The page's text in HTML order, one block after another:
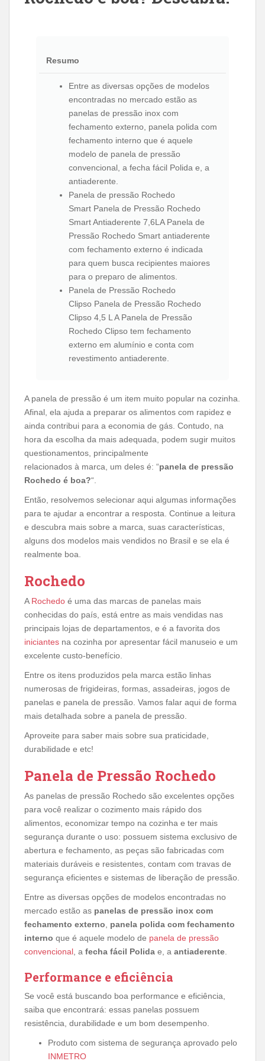
Resumo
Entre as diversas opções de modelos
encontradas no mercado estão as
panelas de pressão inox com
fechamento externo, panela polida com
fechamento interno que é aquele
modelo de panela de pressão
convencional, a fecha fácil Polida e, a
antiaderente.
Panela de pressão Rochedo
Smart Panela de Pressão Rochedo
Smart Antiaderente 7,6LA Panela de
Pressão Rochedo Smart antiaderente
com fechamento externo é indicada
para quem busca recipientes maiores
para o preparo de alimentos.
Panela de Pressão Rochedo
Clipso Panela de Pressão Rochedo
Clipso 4,5 L A Panela de Pressão
Rochedo Clipso tem fechamento
externo em alumínio e conta com
revestimento antiaderente.
A panela de pressão é um item muito popular na cozinha.
Afinal, ela ajuda a preparar os alimentos com rapidez e
ainda contribui para a economia de gás. Contudo, na
hora da escolha da mais adequada, podem sugir muitos
questionamentos, principalmente
relacionados à marca, um deles é: “panela de pressão
Rochedo é boa?“.
Então, resolvemos selecionar aqui algumas informações
para te ajudar a encontrar a resposta. Continue a leitura
e descubra mais sobre a marca, suas características,
alguns dos modelos mais vendidos no Brasil e se ela é
realmente boa.
Rochedo
A Rochedo é uma das marcas de panelas mais
conhecidas do país, está entre as mais vendidas nas
principais lojas de departamentos, e é a favorita dos
iniciantes na cozinha por apresentar fácil manuseio e um
excelente custo-benefício.
Entre os itens produzidos pela marca estão linhas
numerosas de frigideiras, formas, assadeiras, jogos de
panelas e panela de pressão. Vamos falar aqui de forma
mais detalhada sobre a panela de pressão.
Aproveite para saber mais sobre sua praticidade,
durabilidade e etc!
Panela de Pressão Rochedo
As panelas de pressão Rochedo são excelentes opções
para você realizar o cozimento mais rápido dos
alimentos, economizar tempo na cozinha e ter mais
segurança durante o uso: possuem sistema exclusivo de
abertura e fechamento, as peças são fabricadas com
materiais duráveis e resistentes, contam com travas de
segurança eficientes e sistemas de liberação de pressão.
Entre as diversas opções de modelos encontradas no
mercado estão as panelas de pressão inox com
fechamento externo, panela polida com fechamento
interno que é aquele modelo de panela de pressão
convencional, a fecha fácil Polida e, a antiaderente.
Performance e eficiência
Se você está buscando boa performance e eficiência,
saiba que encontrará: essas panelas possuem
resistência, durabilidade e um bom desempenho.
Produto com sistema de segurança aprovado pelo
INMETRO